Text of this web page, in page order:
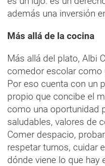
además una inversión
Más allá de la cocina
Más allá del plato, Albi
comedor escolar como
Por eso cuenta con un
propio que concibe el
como una oportunidad
saludables, valores de
Comer despacio,
respetar turnos, cuidar
dónde viene lo que hay